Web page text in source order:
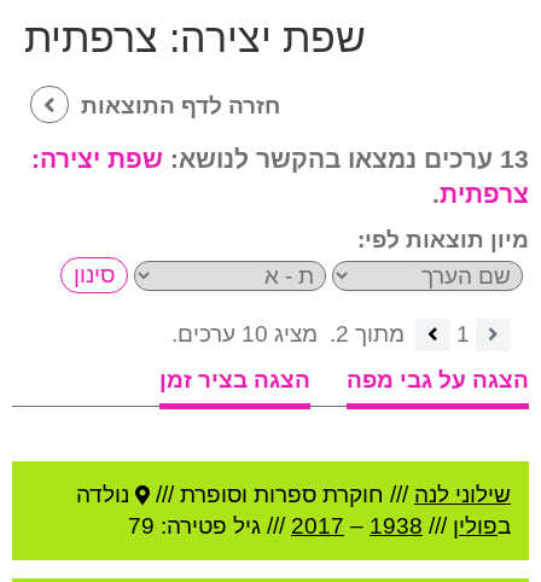
שפת יצירה: צרפתית
חזרה לדף התוצאות
13 ערכים נמצאו בהקשר לנושא:
שפת יצירה:
צרפתית.
מיון תוצאות לפי:
1 מתוך 2.
מציג 10 ערכים.
הצגה על גבי מפה
הצגה בציר זמן
שילוני לנה /// חוקרת ספרות וסופרת ///
נולדה
בפולין ///
1938
–
2017 /// גיל פטירה: 79